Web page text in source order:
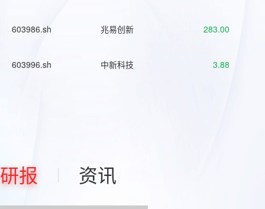
603986.sh 兆易创新 283.00
603996.sh 中新科技 3.88
研报 资讯